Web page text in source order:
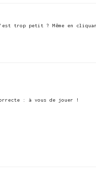
trop petit ? Même en
: à vous de jouer !